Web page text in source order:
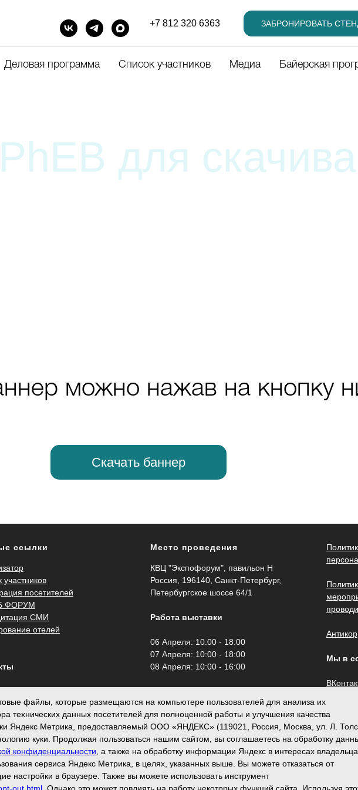
+7 812 320 6363 ЗАБРОНИРОВАТЬ
Деловая программа Список участников Медиа Байерская
для скачивания
можно нажав на кнопку
Скачать баннер
файлы, которые размещаются на компьютере пользователей для анализа их
технических данных посетителей для полноценной работы и улучшения качества
Яндекс Метрика, предоставляемый ООО «ЯНДЕКС» (119021, Россия, Москва, ул. Л.
куки. Продолжая пользоваться нашим сайтом, вы соглашаетесь на обработку
конфиденциальности , а также на обработку информации Яндекс в интересах
сервиса Яндекс Метрика, в целях, указанных выше. Вы можете отказаться от
настройки в браузере. Также вы можете использовать инструмент
ссылки
участников
посетителей
ФОРУМ
СМИ
отелей
bystrova@restec.ru
Место проведения
КВЦ "Экспофорум", павильон Н
Россия, 196140, Санкт-Петербург,
Петербургское шоссе 64/1
Работа выставки
06 Апреля: 10:00 - 18:00
07 Апреля: 10:00 - 18:00
08 Апреля: 10:00 - 16:00
Мы в
МАХ